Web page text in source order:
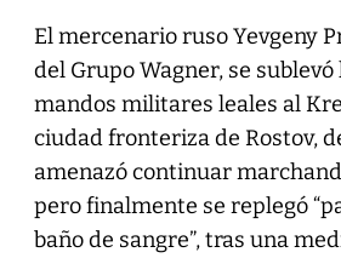
El mercenario ruso Yevgeny
del Grupo Wagner, se sublevó
mandos militares leales al
ciudad fronteriza de Rostov,
amenazó continuar
pero finalmente se replegó
baño de sangre”, tras una